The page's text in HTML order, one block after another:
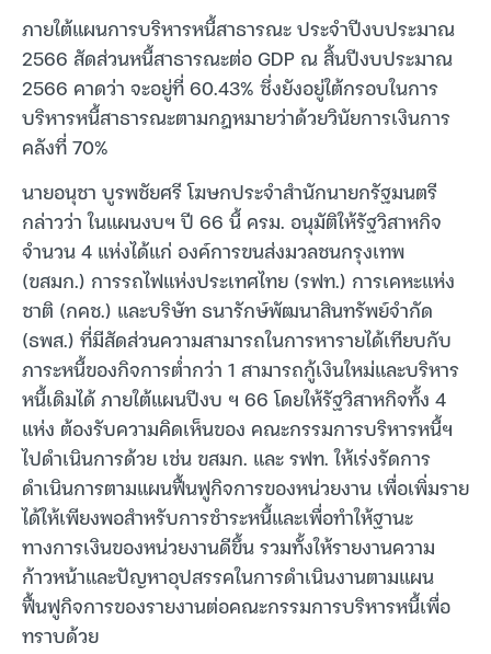
ภายใต้แผนการบริหารหนี้สาธารณะ ประจำปีงบประมาณ
2566 สัดส่วนหนี้สาธารณะต่อ GDP ณ สิ้นปีงบประมาณ
2566 คาดว่า จะอยู่ที่ 60.43% ซึ่งยังอยู่ใต้กรอบในการ
บริหารหนี้สาธารณะตามกฎหมายว่าด้วยวินัยการเงินการ
คลังที่ 70%
นายอนุชา บูรพชัยศรี โฆษกประจำสำนักนายกรัฐมนตรี
กล่าวว่า ในแผนงบฯ ปี 66 นี้ ครม. อนุมัติให้รัฐวิสาหกิจ
จำนวน 4 แห่งได้แก่ องค์การขนส่งมวลชนกรุงเทพ
(ขสมก.) การรถไฟแห่งประเทศไทย (รฟท.) การเคหะแห่ง
ชาติ (กคช.) และบริษัท ธนารักษ์พัฒนาสินทรัพย์จำกัด
(ธพส.) ที่มีสัดส่วนความสามารถในการหารายได้เทียบกับ
ภาระหนี้ของกิจการต่ำกว่า 1 สามารถกู้เงินใหม่และบริหาร
หนี้เดิมได้ ภายใต้แผนปีงบ ฯ 66 โดยให้รัฐวิสาหกิจทั้ง 4
แห่ง ต้องรับความคิดเห็นของ คณะกรรมการบริหารหนี้ฯ
ไปดำเนินการด้วย เช่น ขสมก. และ รฟท. ให้เร่งรัดการ
ดำเนินการตามแผนฟื้นฟูกิจการของหน่วยงาน เพื่อเพิ่มราย
ได้ให้เพียงพอสำหรับการชำระหนี้และเพื่อทำให้ฐานะ
ทางการเงินของหน่วยงานดีขึ้น รวมทั้งให้รายงานความ
ก้าวหน้าและปัญหาอุปสรรคในการดำเนินงานตามแผน
ฟื้นฟูกิจการของรายงานต่อคณะกรรมการบริหารหนี้เพื่อ
ทราบด้วย